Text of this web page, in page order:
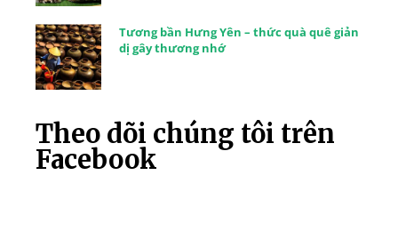
Tương bần Hưng Yên – thức quà quê giản
dị gây thương nhớ
Theo dõi chúng tôi trên
Facebook